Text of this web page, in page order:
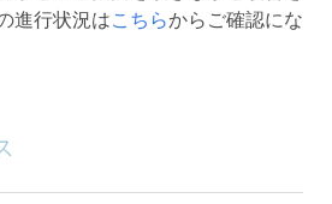
進行状況はこちらからご確認にな